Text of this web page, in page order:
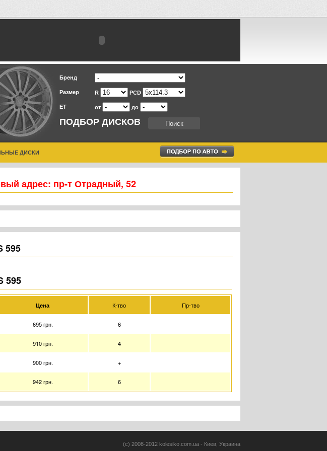
ПОДБОР ДИСКОВ
Бренд
Размер R PCD
ET от до
ДИСКИ
адрес: пр-т Отрадный, 52
595
595
Цена К-тво Пр-тво
695 грн. 6
910 грн. 4
900 грн. +
942 грн. 6
(c) 2008-2012 kolesiko.com.ua - Киев, Украина